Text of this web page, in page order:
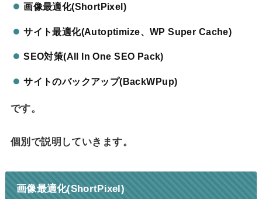
画像最適化(ShortPixel)
サイト最適化(Autoptimize、WP Super Cache)
SEO対策(All In One SEO Pack)
サイトのバックアップ(BackWPup)
です。
個別で説明していきます。
画像最適化(ShortPixel)